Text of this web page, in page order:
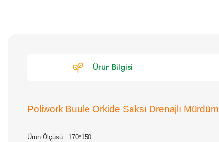
Ürün Bilgisi
Poliwork Buule Orkide Saksı Drenajlı
Ürün Ölçüsü : 170*150